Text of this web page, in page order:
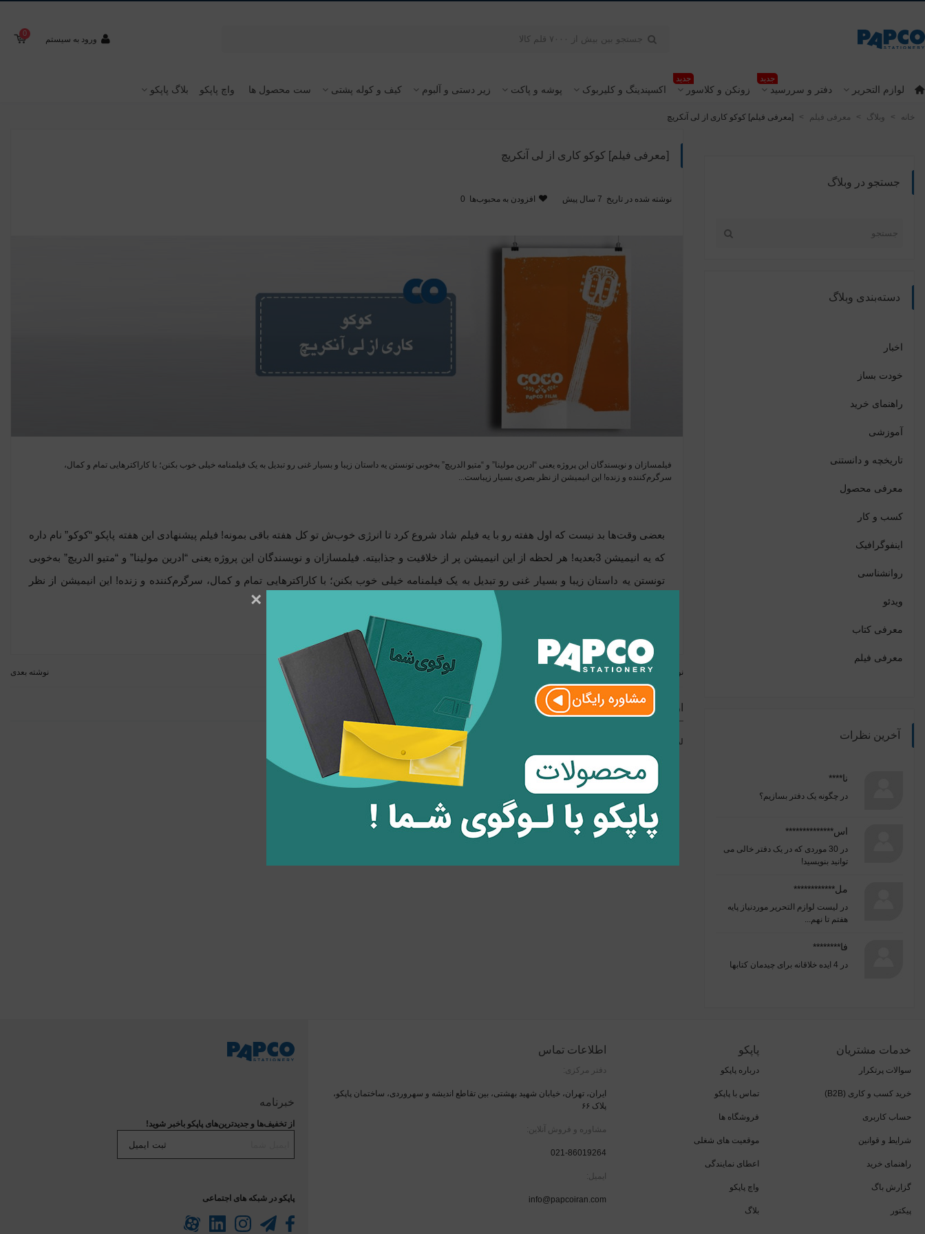
ورود به سیستم
0
لوازم التحریر دفتر و سررسید
جدید
زونکن و کلاسور
جدید
اکسپندینگ و کلیربوک پوشه و پاکت زیر دستی و آلبوم کیف و کوله پشتی ست محصول ها واچ پاپکو بلاگ پاپکو
خانه > وبلاگ > معرفی فیلم > [معرفی فیلم] کوکو کاری از لی آنکریچ
جستجو در وبلاگ
دسته‌بندی وبلاگ
اخبار
خودت بساز
راهنمای خرید
آموزشی
تاریخچه و دانستنی
معرفی محصول
کسب و کار
اینفوگرافیک
روانشناسی
ویدئو
معرفی کتاب
معرفی فیلم
آخرین نظرات
نا****
در چگونه یک دفتر بسازیم؟
اس**************
در
30 موردی که در یک دفتر خالی می
توانید بنویسید!
مل************
در لیست لوازم التحریر موردنیاز پایه
هفتم تا نهم...
فا********
در 4 ایده خلاقانه برای چیدمان کتابها
[معرفی فیلم] کوکو کاری از لی آنکریچ
نوشته شده در تاریخ 7 سال پیش افزودن به محبوب‌ها 0
فیلمسازان و نویسندگان این پروژه یعنی “ادرین مولینا” و “متیو الدریچ” به‌خوبی تونستن یه داستان زیبا و بسیار غنی رو تبدیل به یک فیلمنامه خیلی خوب بکنن؛ با کاراکترهایی تمام و کمال،
سرگرم‌کننده و زنده! این انیمیشن از نظر بصری بسیار زیباست...
بعضی وقت‌ها بد نیست که اول هفته رو با یه فیلم شاد شروع کرد تا انرژی خوب‌ش تو کل هفته باقی بمونه! فیلم پیشنهادی این هفته پاپکو “کوکو” نام داره
که یه انیمیشن 3بعدیه! هر لحظه از این انیمیشن پر از خلاقیت و جذابیته. فیلمسازان و نویسندگان این پروژه یعنی “ادرین مولینا” و “متیو الدریچ” به‌خوبی
تونستن یه داستان زیبا و بسیار غنی رو تبدیل به یک فیلمنامه خیلی خوب بکنن؛ با کاراکترهایی تمام و کمال، سرگرم‌کننده و زنده! این انیمیشن از نظر
نوشته قبلی نوشته بعدی
ارسال نظر
لطفا برای ارسال نظر
خدمات مشتریان
سوالات پرتکرار
خرید کسب و کاری (B2B)
حساب کاربری
شرایط و قوانین
راهنمای خرید
گزارش باگ
پیکتور
پاپکو
درباره پاپکو
تماس با پاپکو
فروشگاه ها
موقعیت های شغلی
اعطای نمایندگی
واچ پاپکو
بلاگ
اطلاعات تماس
دفتر مرکزی:
ایران، تهران، خیابان شهید بهشتی، بین تقاطع اندیشه و سهروردی، ساختمان پاپکو،
پلاک ۶۶
مشاوره و فروش آنلاین:
021-86019264
ایمیل:
info@papcoiran.com
خبرنامه
از تخفیف‌ها و جدیدترین‌های پاپکو باخبر شوید!
ثبت ایمیل
پاپکو در شبکه های اجتماعی
×